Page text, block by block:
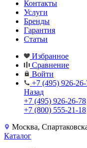
Контакты
Услуги
Бренды
Гарантия
Статьи
Избранное
Сравнение
Войти
+7 (495) 926-
Назад
+7 (495) 926-26-78
+7 (800) 555-21-18
Москва,
Каталог